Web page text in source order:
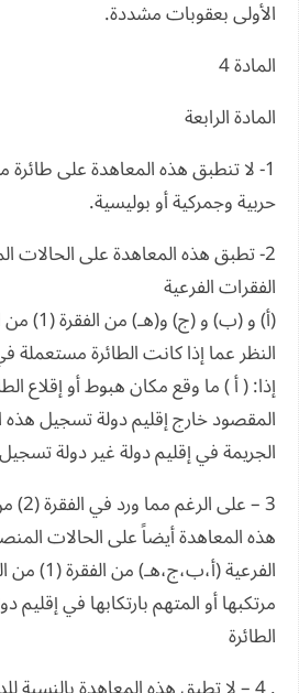
الأولى بعقوبات مشددة.
المادة 4
المادة الرابعة
1- لا تنطبق هذه المعاهدة على
حربية وجمركية أو بوليسية.
2- تطبق هذه المعاهدة على
الفقرات الفرعية
(أ) و (ب) و
النظر عما إذا كانت الطائرة مستعملة
إذا: ( أ ) ما وقع مكان هبوط أو إقلاع
المقصود خارج إقليم دولة تسجيل هذه
الجريمة في إقليم دولة غير دولة
3 –
هذه المعاهدة أيضاً على الحالات
الفرعية
مرتكبها أو المتهم بارتكابها في
الطائرة